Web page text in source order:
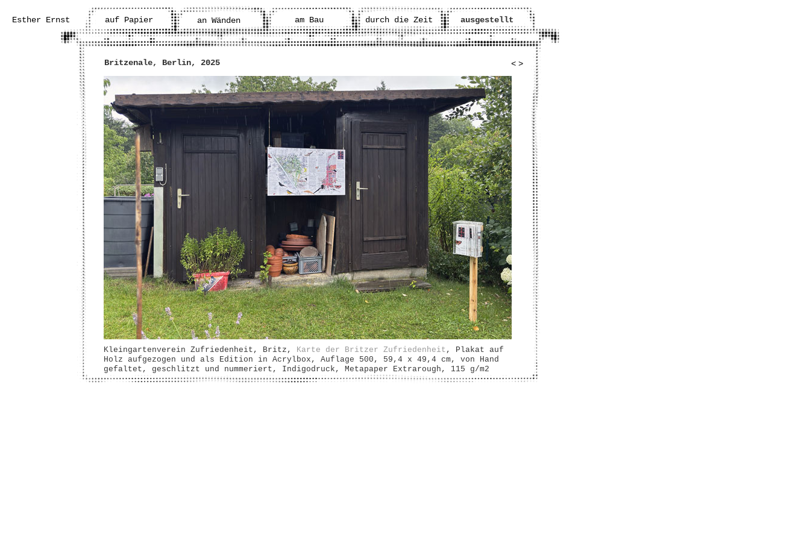
Esther Ernst auf Papier an Wänden am Bau durch die Zeit ausgestellt
Britzenale, Berlin, 2025 < >
Kleingartenverein Zufriedenheit, Britz, Karte der Britzer Zufriedenheit , Plakat auf
Holz aufgezogen und als Edition in Acrylbox, Auflage 500, 59,4 x 49,4 cm, von Hand
gefaltet, geschlitzt und nummeriert, Indigodruck, Metapaper Extrarough, 115 g/m2